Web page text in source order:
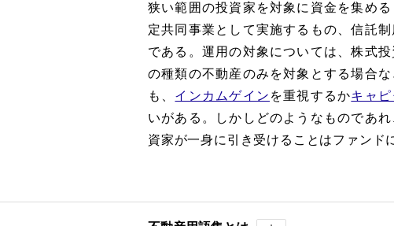
狭い範囲の投資家を対象に資金を集める
定共同事業として実施するもの、信託
である。運用の対象については、株式
の種類の不動産のみを対象とする場合
も、 インカムゲイン を重視するかキャ
いがある。しかしどのようなものであ
資家が一身に引き受けることはファンド